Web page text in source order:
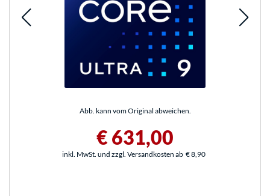
Abb. kann vom Original abweichen.
€ 631,00
inkl. MwSt. und zzgl. Versandkosten ab € 8,90